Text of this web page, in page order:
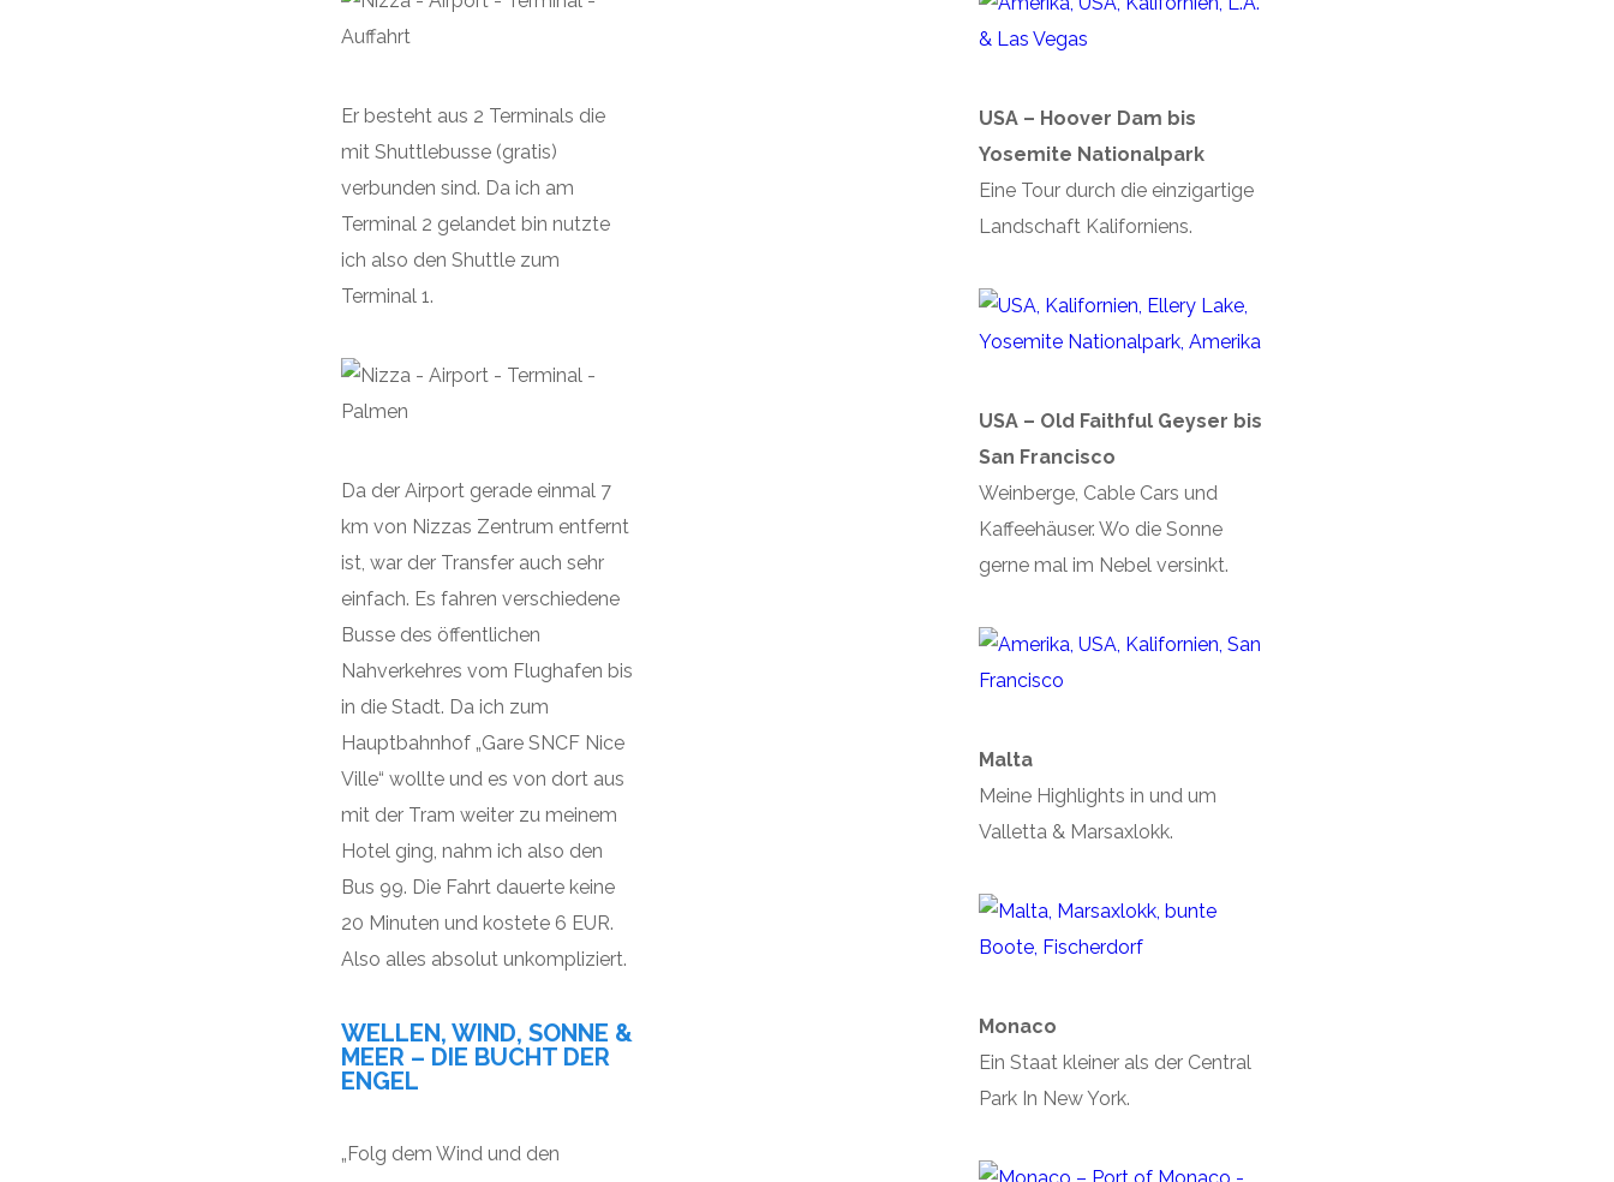
Er besteht aus 2 Terminals die
mit Shuttlebusse (gratis)
verbunden sind. Da ich am
Terminal 2 gelandet bin nutzte
ich also den Shuttle zum
Terminal 1.
Da der Airport gerade einmal 7
km von Nizzas Zentrum entfernt
ist, war der Transfer auch sehr
einfach. Es fahren verschiedene
Busse des öffentlichen
Nahverkehres vom Flughafen bis
in die Stadt. Da ich zum
Hauptbahnhof „Gare SNCF Nice
Ville“ wollte und es von dort aus
mit der Tram weiter zu meinem
Hotel ging, nahm ich also den
Bus 99. Die Fahrt dauerte keine
20 Minuten und kostete 6 EUR.
Also alles absolut unkompliziert.
WELLEN, WIND, SONNE &
MEER – DIE BUCHT DER
ENGEL
„Folg dem Wind und den
USA – Hoover Dam bis
Yosemite Nationalpark
Eine Tour durch die einzigartige
Landschaft Kaliforniens.
USA – Old Faithful Geyser bis
San Francisco
Weinberge, Cable Cars und
Kaffeehäuser. Wo die Sonne
gerne mal im Nebel versinkt.
Malta
Meine Highlights in und um
Valletta & Marsaxlokk.
Monaco
Ein Staat kleiner als der Central
Park In New York.